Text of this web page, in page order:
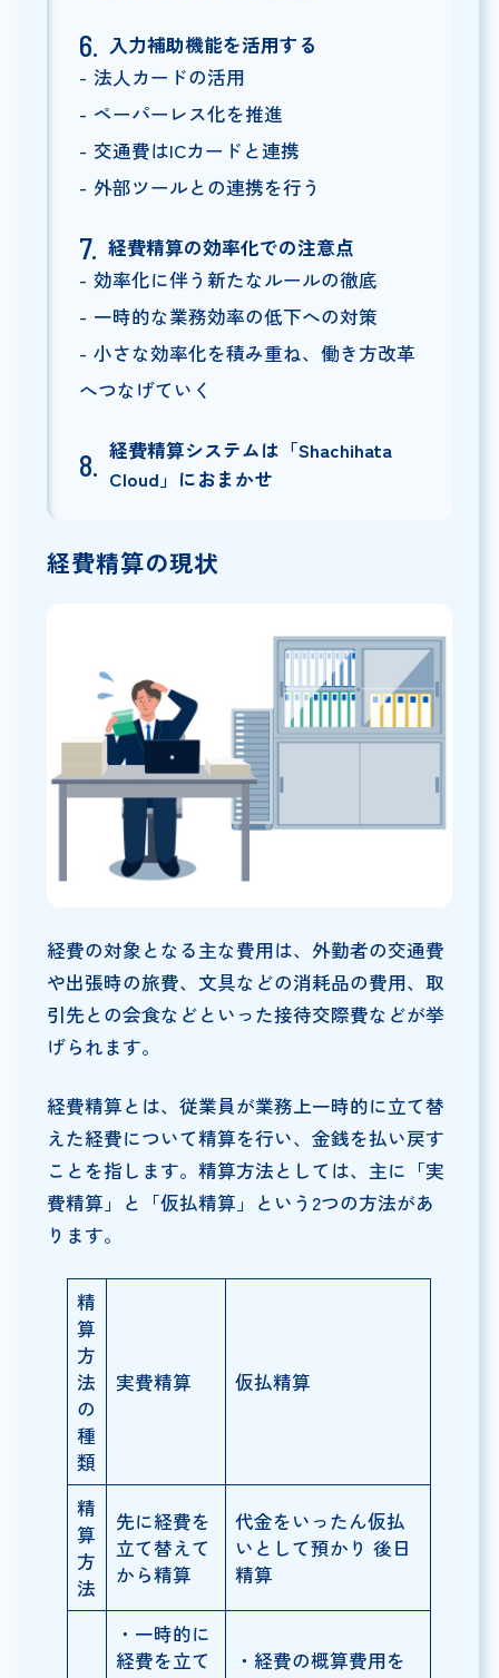
入力補助機能を活用する
法人カードの活用
ペーパーレス化を推進
交通費はICカードと連携
外部ツールとの連携を行う
経費精算の効率化での注意点
効率化に伴う新たなルールの徹底
一時的な業務効率の低下への対策
小さな効率化を積み重ね、働き方改革
へつなげていく
経費精算システムは「Shachihata
Cloud」におまかせ
経費精算の現状
経費の対象となる主な費用は、外勤者の交通費
や出張時の旅費、文具などの消耗品の費用、取
引先との会食などといった接待交際費などが挙
げられます。
経費精算とは、従業員が業務上一時的に立て替
えた経費について精算を行い、金銭を払い戻す
ことを指します。精算方法としては、主に「実
費精算」と「仮払精算」という2つの方法があ
ります。
精
算
方
法
の
種
類
実費精算 仮払精算
精
算
方
法
先に経費を
立て替えて
から精算
代金をいったん仮払
いとして預かり 後日
精算
・一時的に
経費を立て
・経費の概算費用を